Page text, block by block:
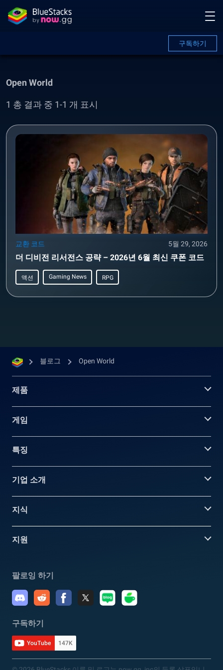
구독하기
Open World
1 총 결과 중 1-1 개 표시
교환 코드 5월 29, 2026
더 디비전 리서전스 공략 – 2026년 6월 최신 쿠폰 코드
액션 Gaming News RPG
블로그 Open World
제품
게임
특징
기업 소개
지식
지원
팔로잉 하기
구독하기
YouTube 147K